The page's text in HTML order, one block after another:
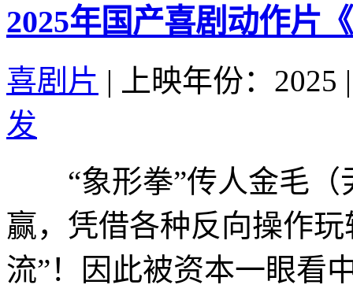
2025年国产喜剧动作片
喜剧片 | 上映年份：2025 |
发
“象形拳”传人金毛（
赢，凭借各种反向操作
流”！因此被资本一眼看